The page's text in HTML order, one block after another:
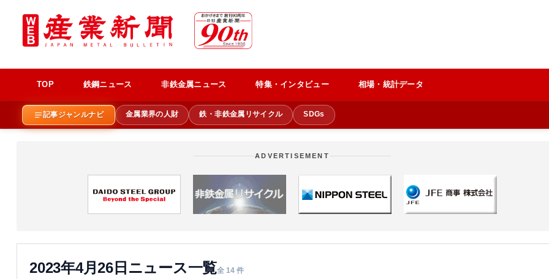
TOP 鉄鋼ニュース 非鉄金属ニュース 特集・インタビュー 相場・統計データ
記事ジャンルナビ 金属業界の人財 鉄・非鉄金属リサイクル SDGs
ADVERTISEMENT
2023年4月26日ニュース一覧全 14 件